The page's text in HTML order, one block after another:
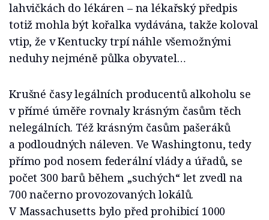
lahvičkách do lékáren – na lékařský předpis
totiž mohla být kořalka vydávána, takže koloval
vtip, že v Kentucky trpí náhle všemožnými
neduhy nejméně půlka obyvatel…
Krušné časy legálních producentů alkoholu se
v přímé úměře rovnaly krásným časům těch
nelegálních. Též krásným časům pašeráků
a podloudných náleven. Ve Washingtonu, tedy
přímo pod nosem federální vlády a úřadů, se
počet 300 barů během „suchých“ let zvedl na
700 načerno provozovaných lokálů.
V Massachusetts bylo před prohibicí 1000